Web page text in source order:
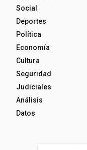
Social
Deportes
Política
Economía
Cultura
Seguridad
Judiciales
Análisis
Datos